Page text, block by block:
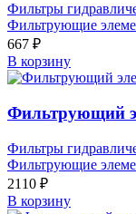
Фильтры
Фильтрующие
667 ₽
В корзину
Фильтрующий
Фильтры
Фильтрующие
2110 ₽
В корзину